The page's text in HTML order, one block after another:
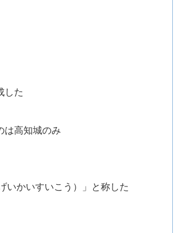
した
は高知城のみ
いかいすいこう）」と称した